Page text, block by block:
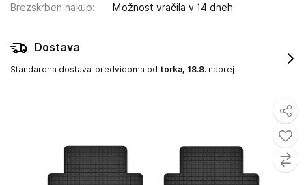
Brezskrben nakup: Možnost vračila v 14 dneh
Dostava
Standardna dostava predvidoma od torka, 18.8. naprej